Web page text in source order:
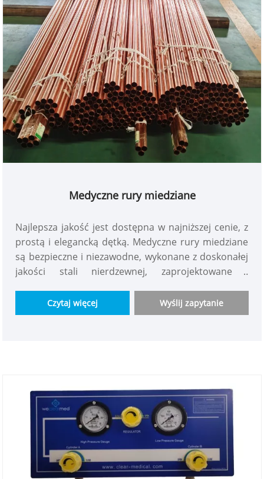
Medyczne rury miedziane
Najlepsza jakość jest dostępna w najniższej cenie, z
prostą i elegancką dętką. Medyczne rury miedziane
są bezpieczne i niezawodne, wykonane z doskonałej
jakości stali nierdzewnej, zaprojektowane i
gwarancję jakości. Jest bardzo trwały, szczelnie
zamknięty i zespawany bez wad. Może być
Czytaj więcej Wyślij zapytanie